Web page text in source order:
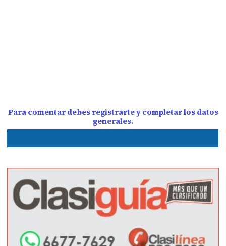
Para comentar debes registrarte y completar los datos
generales.